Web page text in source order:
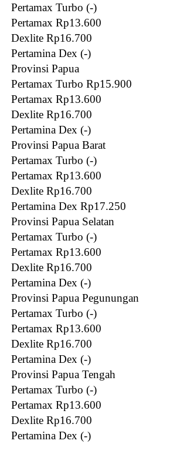
Pertamax Turbo (-)
Pertamax Rp13.600
Dexlite Rp16.700
Pertamina Dex (-)
Provinsi Papua
Pertamax Turbo Rp15.900
Pertamax Rp13.600
Dexlite Rp16.700
Pertamina Dex (-)
Provinsi Papua Barat
Pertamax Turbo (-)
Pertamax Rp13.600
Dexlite Rp16.700
Pertamina Dex Rp17.250
Provinsi Papua Selatan
Pertamax Turbo (-)
Pertamax Rp13.600
Dexlite Rp16.700
Pertamina Dex (-)
Provinsi Papua Pegunungan
Pertamax Turbo (-)
Pertamax Rp13.600
Dexlite Rp16.700
Pertamina Dex (-)
Provinsi Papua Tengah
Pertamax Turbo (-)
Pertamax Rp13.600
Dexlite Rp16.700
Pertamina Dex (-)